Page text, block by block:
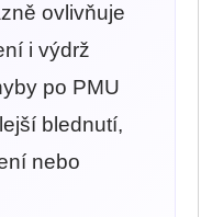
ovlivňuje
i výdrž
po PMU
blednutí,
nebo